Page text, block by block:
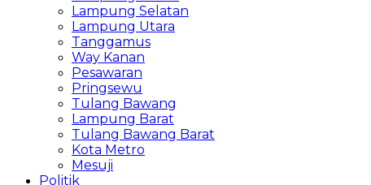
Lampung Selatan
Lampung Utara
Tanggamus
Way Kanan
Pesawaran
Pringsewu
Tulang Bawang
Lampung Barat
Tulang Bawang Barat
Kota Metro
Mesuji
Politik